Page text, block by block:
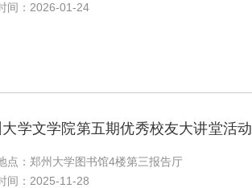
间：2026-01-24
学文学院第五期优秀校友大讲堂活动
点：郑州大学图书馆4楼第三报告厅
间：2025-11-28